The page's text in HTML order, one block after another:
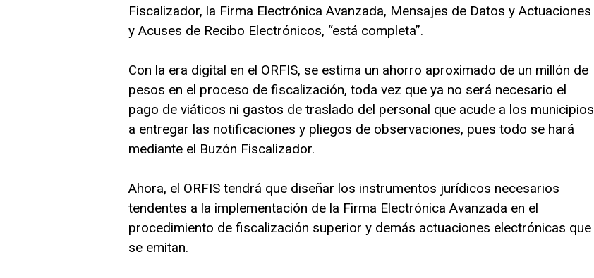
Fiscalizador, la Firma Electrónica Avanzada, Mensajes de Datos y Actuaciones
y Acuses de Recibo Electrónicos, “está completa”.
Con la era digital en el ORFIS, se estima un ahorro aproximado de un millón de
pesos en el proceso de fiscalización, toda vez que ya no será necesario el
pago de viáticos ni gastos de traslado del personal que acude a los municipios
a entregar las notificaciones y pliegos de observaciones, pues todo se hará
mediante el Buzón Fiscalizador.
Ahora, el ORFIS tendrá que diseñar los instrumentos jurídicos necesarios
tendentes a la implementación de la Firma Electrónica Avanzada en el
procedimiento de fiscalización superior y demás actuaciones electrónicas que
se emitan.